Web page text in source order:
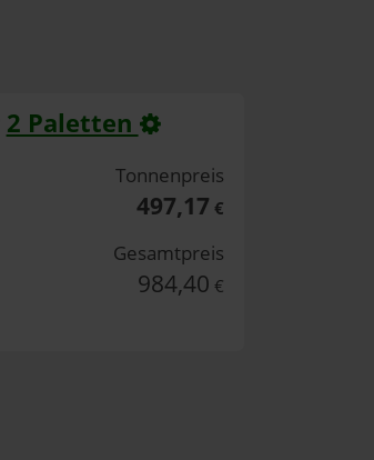
2 Paletten
Tonnenpreis
497,17 €
Gesamtpreis
984,40 €